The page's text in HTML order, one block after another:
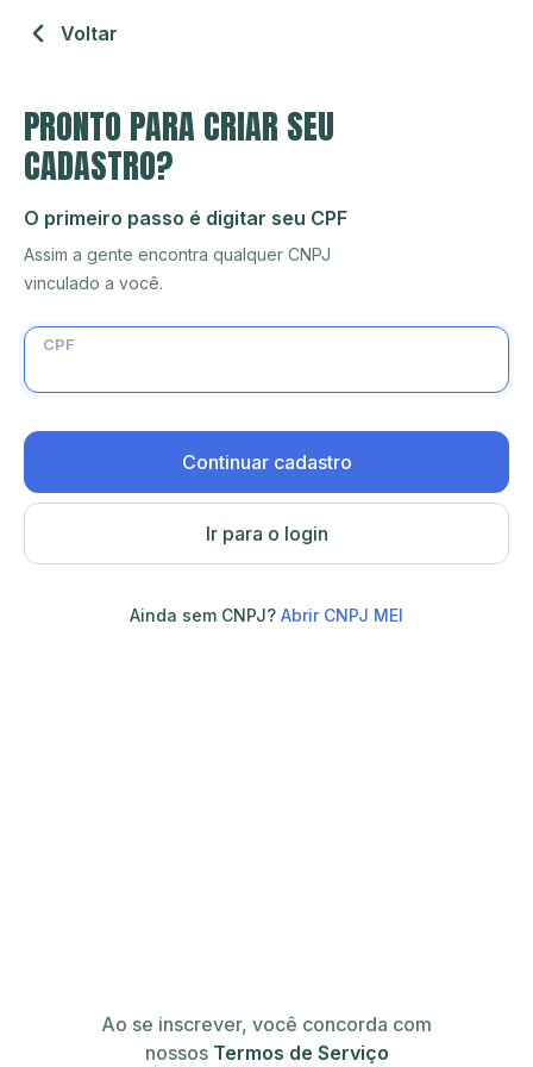
Voltar
PRONTO PARA CRIAR SEU
CADASTRO?
O primeiro passo é digitar seu CPF
Assim a gente encontra qualquer CNPJ
vinculado a você.
CPF
Continuar cadastro
Ir para o login
Ainda sem CNPJ? Abrir CNPJ MEI
Ao se inscrever, você concorda com
nossos Termos de Serviço